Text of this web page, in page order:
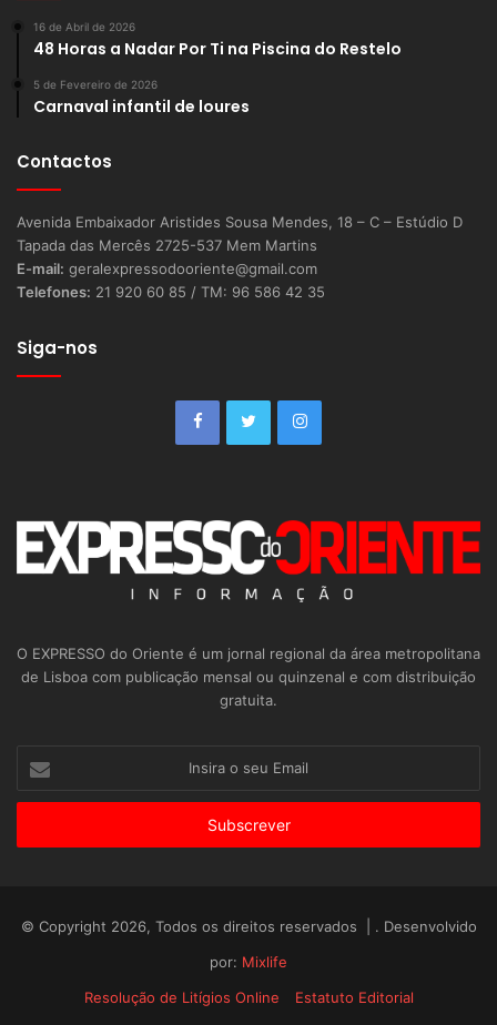
16 de Abril de 2026
48 Horas a Nadar Por Ti na Piscina do Restelo
5 de Fevereiro de 2026
Carnaval infantil de loures
Contactos
Avenida Embaixador Aristides Sousa Mendes, 18 – C – Estúdio D
Tapada das Mercês 2725-537 Mem Martins
E-mail: geralexpressodooriente@gmail.com
Telefones: 21 920 60 85 / TM: 96 586 42 35
Siga-nos
O EXPRESSO do Oriente é um jornal regional da área metropolitana
de Lisboa com publicação mensal ou quinzenal e com distribuição
gratuita.
seu
© Copyright 2026, Todos os direitos reservados | . Desenvolvido
por: Mixlife
Resolução de Litígios Online
Estatuto Editorial